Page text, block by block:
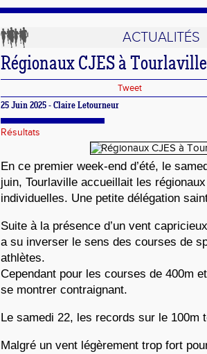
ACTUALITÉS
Régionaux CJES à Tourlaville
Tweet
25 Juin 2025 - Claire Letourneur
Résultats
En ce premier week-end d’été, le
juin, Tourlaville accueillait les
individuelles. Une petite délégation
Suite à la présence d’un vent
a su inverser le sens des courses de
athlètes.
Cependant pour les courses de 400m
se montrer contraignant.
Le samedi 22, les records sur le 100m
Malgré un vent légèrement trop fort